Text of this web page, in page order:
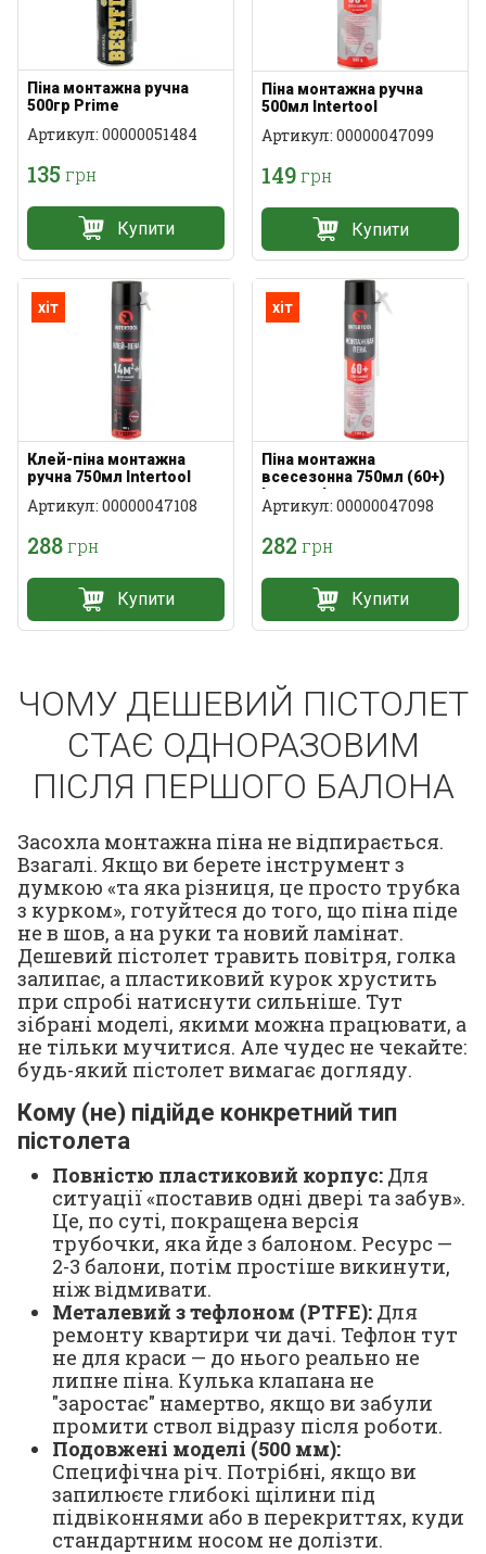
Піна монтажна ручна
500гр Prime
Артикул: 00000051484
135 грн
Купити
Піна монтажна ручна
500мл Intertool
Артикул: 00000047099
149грн
Купити
хіт
Клей-піна монтажна
ручна 750мл Intertool
Артикул: 00000047108
288грн
Купити
хіт
Піна монтажна
всесезонна 750мл (60+)
Intertool
Артикул: 00000047098
282 грн
Купити
ЧОМУ ДЕШЕВИЙ ПІСТОЛЕТ
СТАЄ ОДНОРАЗОВИМ
ПІСЛЯ ПЕРШОГО БАЛОНА
Засохла монтажна піна не відпирається.
Взагалі. Якщо ви берете інструмент з
думкою «та яка різниця, це просто трубка
з курком», готуйтеся до того, що піна піде
не в шов, а на руки та новий ламінат.
Дешевий пістолет травить повітря, голка
залипає, а пластиковий курок хрустить
при спробі натиснути сильніше. Тут
зібрані моделі, якими можна працювати, а
не тільки мучитися. Але чудес не чекайте:
будь-який пістолет вимагає догляду.
Кому (не) підійде конкретний тип
пістолета
Повністю пластиковий корпус: Для
ситуації «поставив одні двері та забув».
Це, по суті, покращена версія
трубочки, яка йде з балоном. Ресурс —
2-3 балони, потім простіше викинути,
ніж відмивати.
Металевий з тефлоном (PTFE): Для
ремонту квартири чи дачі. Тефлон тут
не для краси — до нього реально не
липне піна. Кулька клапана не
"заростає" намертво, якщо ви забули
промити ствол відразу після роботи.
Подовжені моделі (500 мм):
Специфічна річ. Потрібні, якщо ви
запилюєте глибокі щілини під
підвіконнями або в перекриттях, куди
стандартним носом не долізти.